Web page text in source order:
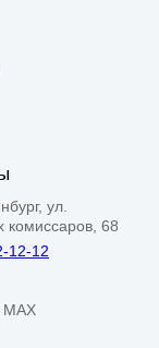
ул.
комиссаров, 68
12-12